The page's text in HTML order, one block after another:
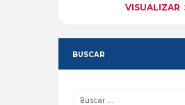
VISUALIZAR
BUSCAR